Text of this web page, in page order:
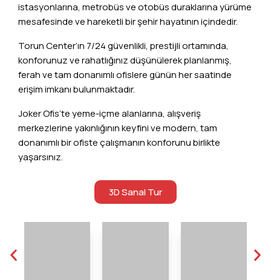
istasyonlarına, metrobüs ve otobüs duraklarına yürüme
mesafesinde ve hareketli bir şehir hayatının içindedir.
Torun Center’ın 7/24 güvenlikli, prestijli ortamında,
konforunuz ve rahatlığınız düşünülerek planlanmış,
ferah ve tam donanımlı ofislere günün her saatinde
erişim imkanı bulunmaktadır.
Joker Ofis’te yeme-içme alanlarına, alışveriş
merkezlerine yakınlığının keyfini ve modern, tam
donanımlı bir ofiste çalışmanın konforunu birlikte
yaşarsınız.
3D Sanal Tur